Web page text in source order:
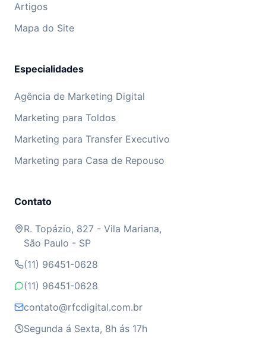
Artigos
Mapa do Site
Especialidades
Agência de Marketing Digital
Marketing para Toldos
Marketing para Transfer Executivo
Marketing para Casa de Repouso
Contato
R. Topázio, 827 - Vila Mariana,
São Paulo - SP
(11) 96451-0628
(11) 96451-0628
contato@rfcdigital.com.br
Segunda á Sexta, 8h ás 17h